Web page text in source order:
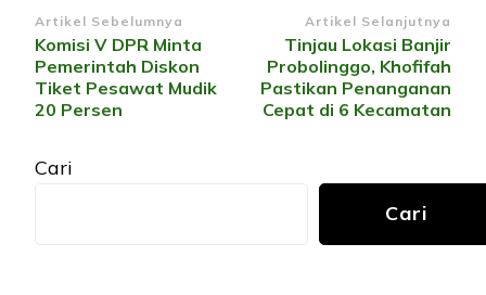
Navigasi
Artikel
Artikel Sebelumnya
Komisi V DPR Minta
Pemerintah Diskon
Tiket Pesawat Mudik
20 Persen
Artikel Selanjutnya
Tinjau Lokasi Banjir
Probolinggo, Khofifah
Pastikan Penanganan
Cepat di 6 Kecamatan
Cari
Cari